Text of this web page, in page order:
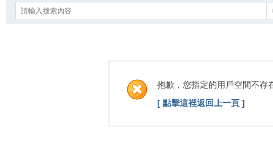
抱歉，您指定的用戶空間不存
[ 點擊這裡返回上一頁 ]